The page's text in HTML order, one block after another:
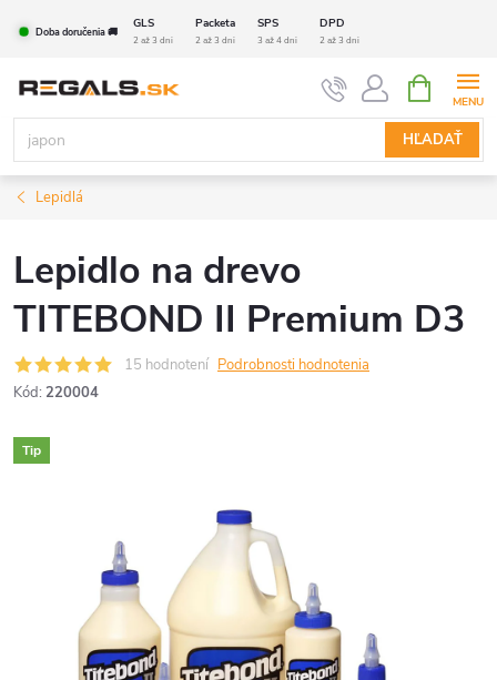
Doba doručenia 🚚
GLS Packeta SPS DPD
2 až 3 dni 2 až 3 dni 3 až 4 dni 2 až 3 dni
HĽADAŤ
KOŠÍK
Lepidlá
Lepidlo na drevo
TITEBOND II Premium D3
15 hodnotení Podrobnosti hodnotenia
Kód: 220004
Tip